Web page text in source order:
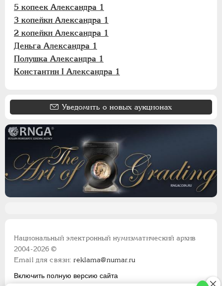
5 копеек Александра 1
3 копейки Александра 1
2 копейки Александра 1
Деньга Александра 1
Полушка Александра 1
Константин I Александра 1
Уведомить о новых аукционах
Национальный электронный нумизматический архив
2004-2026 ©
Email для связи:reklama@numar.ru
Включить полную версию сайта